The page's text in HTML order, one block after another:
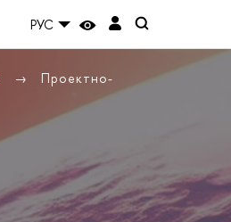
РУС
Проектно-